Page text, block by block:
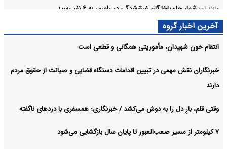
مازندران: شمار جان‌باختگان غرق‌شدگی در رامسر به ۶ نفر رسید
آخرین اخبار گروه
انتقام خون شهیدان، مأموریتی همگانی و قطعی است
خبرنگاران نقش مهمی در تبیین اقدامات دستگاه قضایی و صیانت از حقوق مردم
دارند
وقتی قلم، بارِ دل را به دوش می‌کشد / خبرنگاری؛ همسفری با دردهای ناگفته
۷ کیلومتر از مسیر صعب‌العبور تا پایان سال بازگشایی می‌شود